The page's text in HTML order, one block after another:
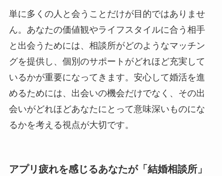
単に多くの人と会うことだけが目的ではありませ
ん。あなたの価値観やライフスタイルに合う相手
と出会うためには、相談所がどのようなマッチン
グを提供し、個別のサポートがどれほど充実して
いるかが重要になってきます。安心して婚活を進
めるためには、出会いの機会だけでなく、その出
会いがどれほどあなたにとって意味深いものにな
るかを考える視点が大切です。
アプリ疲れを感じるあなたが「結婚相談所」